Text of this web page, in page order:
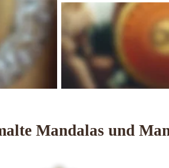
Mandalas und